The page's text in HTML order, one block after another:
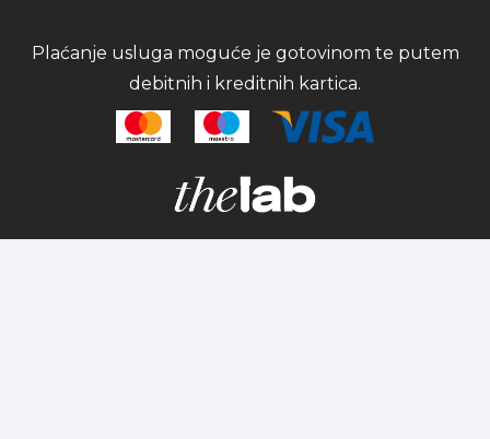
Plaćanje usluga moguće je gotovinom te putem
debitnih i kreditnih kartica.